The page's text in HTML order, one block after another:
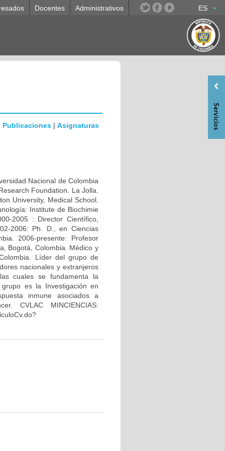
ES
Docentes Administrativos
Publicaciones | Asignaturas
Nacional de Colombia
Foundation. La Jolla.
University, Medical School.
Institute de Biochimie
2005 : Director Científico,
2006: Ph. D., en Ciencias
2006-presente: Profesor
Bogotá, Colombia. Médico y
Líder del grupo de
nacionales y extranjeros
cuales se fundamenta la
es la Investigación en
inmune asociados a
CVLAC MINCIENCIAS: